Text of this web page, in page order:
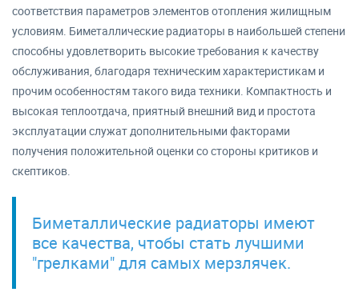
соответствия параметров элементов отопления жилищным
условиям. Биметаллические радиаторы в наибольшей степени
способны удовлетворить высокие требования к качеству
обслуживания, благодаря техническим характеристикам и
прочим особенностям такого вида техники. Компактность и
высокая теплоотдача, приятный внешний вид и простота
эксплуатации служат дополнительными факторами
получения положительной оценки со стороны критиков и
скептиков.
Биметаллические радиаторы имеют
все качества, чтобы стать лучшими
"грелками" для самых мерзлячек.